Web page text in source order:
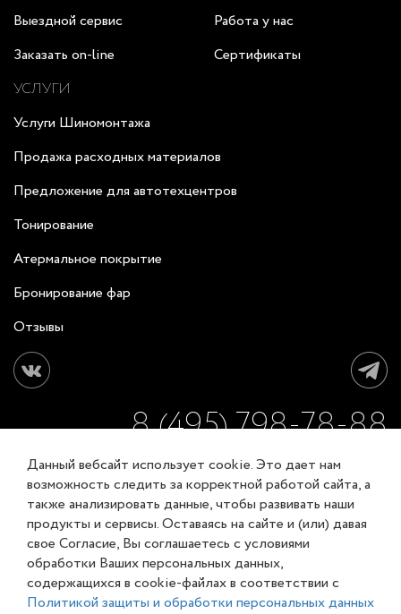
Данный вебсайт использует cookie. Это дает нам
возможность следить за корректной работой сайта, а
также анализировать данные, чтобы развивать наши
продукты и сервисы. Оставаясь на сайте и (или) давая
свое Согласие, Вы соглашаетесь с условиями
обработки Ваших персональных данных,
содержащихся в cookie-файлах в соответствии с
Политикой защиты и обработки персональных данных
Выездной сервис
Заказать on-line
Работа у нас
Сертификаты
УСЛУГИ
Услуги Шиномонтажа
Продажа расходных материалов
Предложение для автотехцентров
Тонирование
Атермальное покрытие
Бронирование фар
Отзывы
8 (495) 798-78-88
ЗАКАЗАТЬ ОБРАТНЫЙ ЗВОНОК
Соглашение об обработке персональных данных
© XL-Groupp 2007-2026